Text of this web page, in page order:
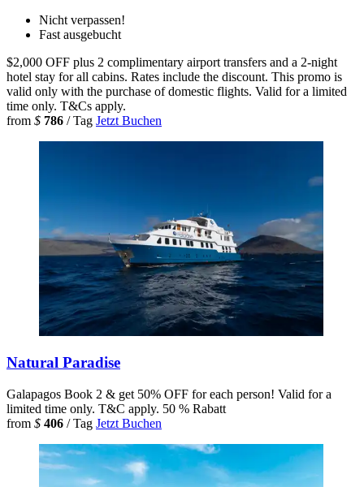
Nicht verpassen!
Fast ausgebucht
$2,000 OFF plus 2 complimentary airport transfers and a 2-night
hotel stay for all cabins. Rates include the discount. This promo is
valid only with the purchase of domestic flights. Valid for a limited
time only. T&Cs apply.
from $ 786 / Tag Jetzt Buchen
Natural Paradise
Galapagos Book 2 & get 50% OFF for each person! Valid for a
limited time only. T&C apply. 50 % Rabatt
from $ 406 / Tag Jetzt Buchen